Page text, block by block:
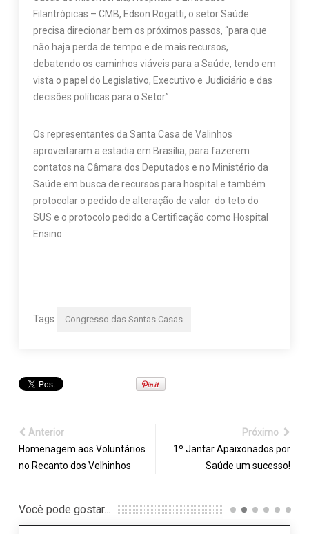
Filantrópicas – CMB, Edson Rogatti, o setor Saúde
precisa direcionar bem os próximos passos, “para que
não haja perda de tempo e de mais recursos,
debatendo os caminhos viáveis para a Saúde, tendo em
vista o papel do Legislativo, Executivo e Judiciário e das
decisões políticas para o Setor”.
Os representantes da Santa Casa de Valinhos
aproveitaram a estadia em Brasília, para fazerem
contatos na Câmara dos Deputados e no Ministério da
Saúde em busca de recursos para hospital e também
protocolar o pedido de alteração de valor do teto do
SUS e o protocolo pedido a Certificação como Hospital
Ensino.
Tags Congresso das Santas Casas
Anterior
Homenagem aos Voluntários
no Recanto dos Velhinhos
Próximo
1º Jantar Apaixonados por
Saúde um sucesso!
Você pode gostar...